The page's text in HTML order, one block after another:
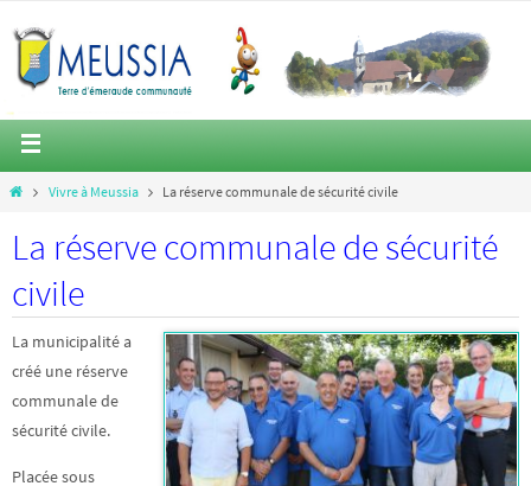
Vivre à Meussia La réserve communale de sécurité civile
La réserve communale de sécurité
civile
La municipalité a
créé une réserve
communale de
sécurité civile.
Placée sous